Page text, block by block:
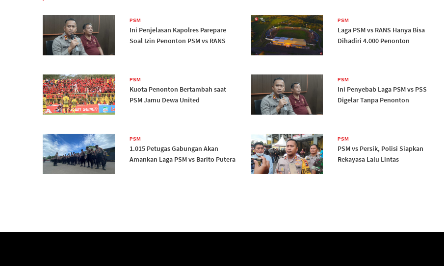
PSM
Ini Penjelasan Kapolres Parepare
Soal Izin Penonton PSM vs RANS
PSM
Laga PSM vs RANS Hanya Bisa
Dihadiri 4.000 Penonton
PSM
Kuota Penonton Bertambah saat
PSM Jamu Dewa United
PSM
Ini Penyebab Laga PSM vs PSS
Digelar Tanpa Penonton
PSM
1.015 Petugas Gabungan Akan
Amankan Laga PSM vs Barito Putera
PSM
PSM vs Persik, Polisi Siapkan
Rekayasa Lalu Lintas